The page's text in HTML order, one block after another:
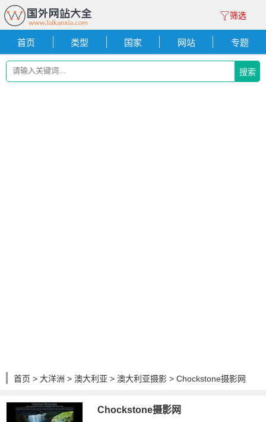
筛选
首页 类型 国家 网站 专题
搜索
首页 > 大洋洲 > 澳大利亚 > 澳大利亚摄影 > Chockstone摄影网
Chockstone摄影网